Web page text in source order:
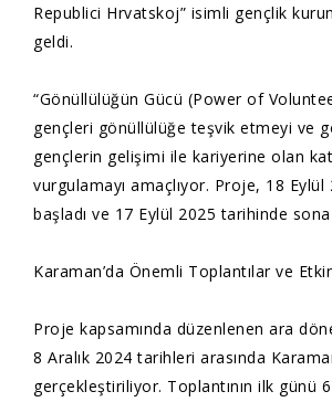
Republici Hrvatskoj” isimli gençlik
geldi.
“Gönüllülüğün Gücü (Power of
gençleri gönüllülüğe teşvik etmeyi ve
gençlerin gelişimi ile kariyerine olan
vurgulamayı amaçlıyor. Proje, 18
başladı ve 17 Eylül 2025 tarihinde
Karaman’da Önemli Toplantılar ve
Proje kapsamında düzenlenen ara
8 Aralık 2024 tarihleri arasında
gerçekleştiriliyor. Toplantının ilk günü